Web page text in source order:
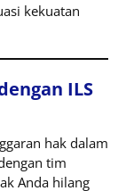
kekuatan
ILS
hak dalam
tim
Anda hilang